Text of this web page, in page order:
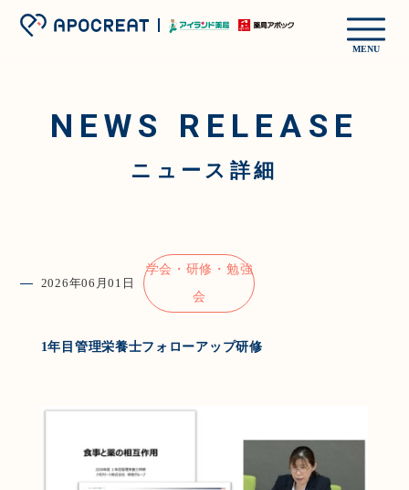
MENU
NEWS RELEASE
ニュース詳細
2026年06月01日
学会・研修・勉強
会
1年目管理栄養士フォローアップ研修